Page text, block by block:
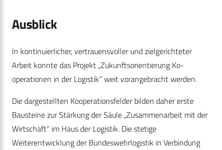
Ausblick
In kontinuierlicher, vertrauensvoller und zielgerichteter
Arbeit konnte das Projekt „Zukunftsorientierung Ko­
operationen in der Logistik“ weit vorangebracht werden.
Die dargestellten Kooperationsfelder bilden daher erste
Bausteine zur Stärkung der Säule „Zusammenarbeit mit der
Wirtschaft“ im Haus der Logistik. Die stetige
Weiterentwicklung der Bundeswehrlogistik in Verbindung